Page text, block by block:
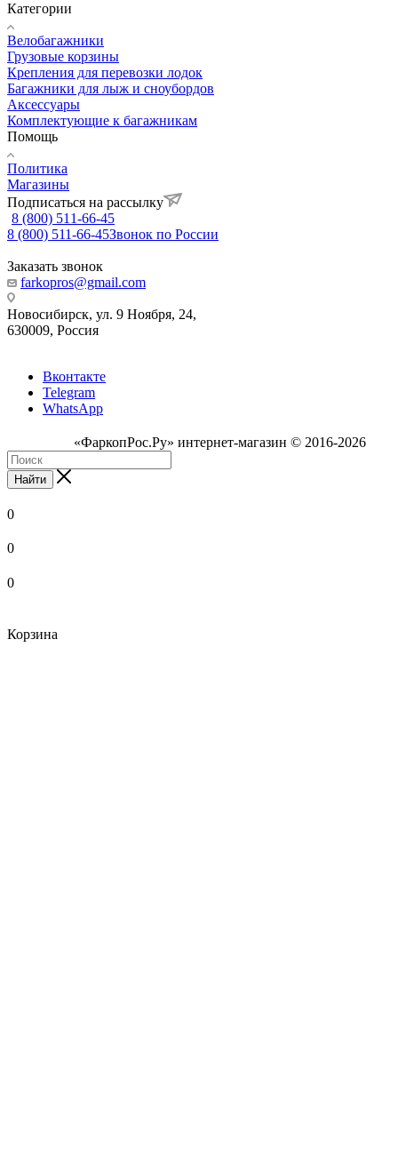
Категории
Велобагажники
Грузовые корзины
Крепления для перевозки лодок
Багажники для лыж и сноубордов
Аксессуары
Комплектующие к багажникам
Помощь
Политика
Магазины
Подписаться на рассылку
8 (800) 511-66-45
8 (800) 511-66-45Звонок по России
Заказать звонок
farkopros@gmail.com
Новосибирск, ул. 9 Ноября, 24,
630009, Россия
Вконтакте
Telegram
WhatsApp
«ФаркопРос.Ру» интернет-магазин © 2016-2026
Найти
0
0
0
Корзина